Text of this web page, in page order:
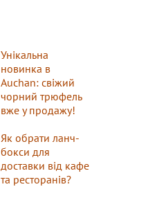
Унікальна
новинка в
Auchan: свіжий
чорний трюфель
вже у продажу!
Як обрати ланч-
бокси для
доставки від кафе
та ресторанів?